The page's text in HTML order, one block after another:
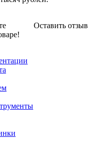
Оставить отзыв